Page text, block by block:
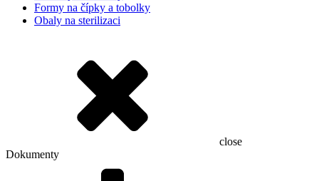
Formy na čípky a tobolky
Obaly na sterilizaci
close
Dokumenty